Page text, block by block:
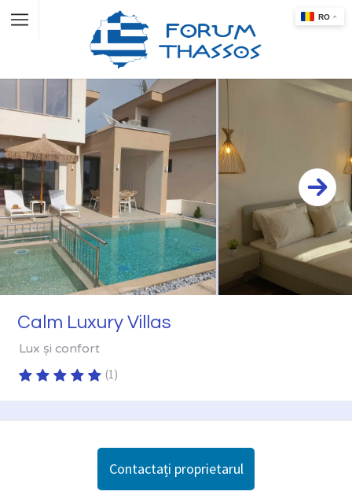
Calm Luxury Villas
Lux și confort
(1)
Contactați proprietarul